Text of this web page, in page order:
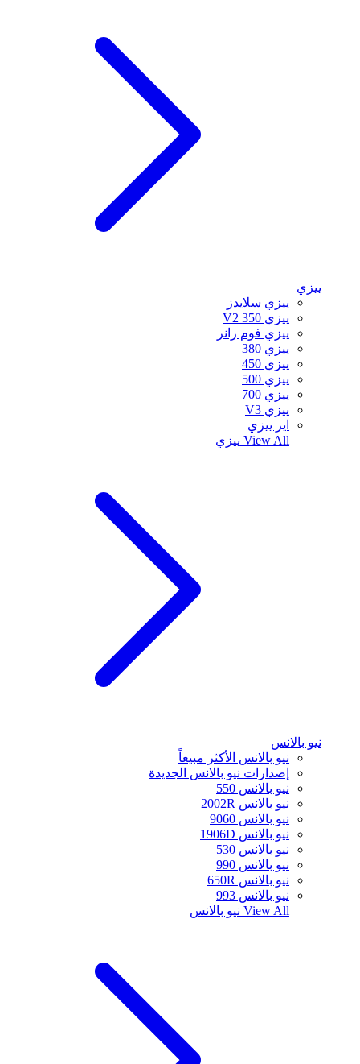
ييزي
ييزي سلايدز
ييزي 350 V2
ييزي فوم رانر
ييزي 380
ييزي 450
ييزي 500
ييزي 700
ييزي V3
اير ييزي
View All ييزي
نيو بالانس
نيو بالانس الأكثر مبيعاً
إصدارات نيو بالانس الجديدة
نيو بالانس 550
نيو بالانس 2002R
نيو بالانس 9060
نيو بالانس 1906D
نيو بالانس 530
نيو بالانس 990
نيو بالانس 650R
نيو بالانس 993
View All نيو بالانس